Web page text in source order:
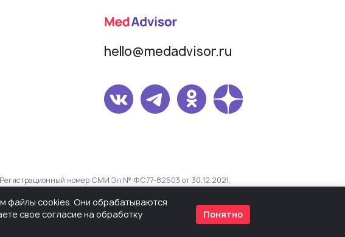
hello@medadvisor.ru
Регистрационный номер СМИ Эл № ФС77-82503 от 30.12.2021,
файлы cookies. Они обрабатываются
свое согласие на обработку
Понятно